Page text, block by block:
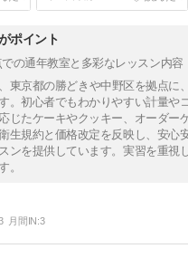
ポイント
での通年教室と多彩なレッスン内容
東京都の勝どきや中野区を拠点に
。初心者でもわかりやすい計量や
じたケーキやクッキー、オーダー
生規約と価格改定を反映し、安心
ンを提供しています。実習を重視
。
月間IN:3